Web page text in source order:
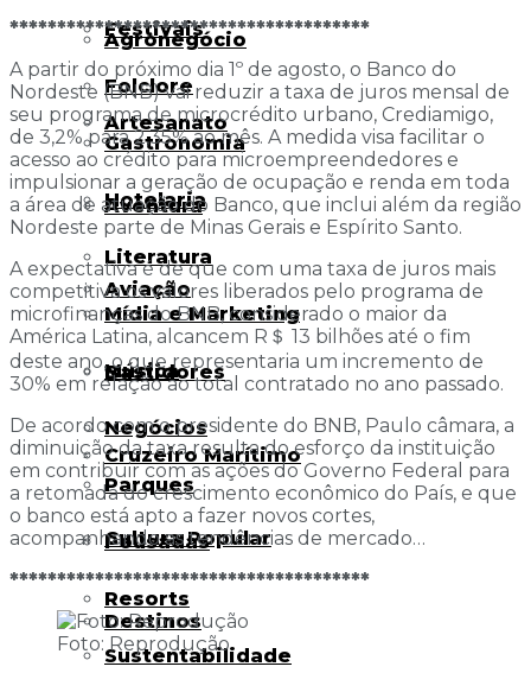
Festivais
Folclore
Gastronomia
Hotelaria
Literatura
Mídia e Marketing
Música
Negócios
Parques
Pousadas
Resorts
Sustentabilidade
Agronegócio
Artesanato
Aventura
Aviação
Bastidores
Cruzeiro Marítimo
Cultura Popular
Destinos
**************************************
A partir do próximo dia 1º de agosto, o Banco do
Nordeste (BNB) vai reduzir a taxa de juros mensal de
seu programa de microcrédito urbano, Crediamigo,
de 3,2% para 2,35% ao mês. A medida visa facilitar o
acesso ao crédito para microempreendedores e
impulsionar a geração de ocupação e renda em toda
a área de atuação do Banco, que inclui além da região
Nordeste parte de Minas Gerais e Espírito Santo.
A expectativa é de que com uma taxa de juros mais
competitiva os valores liberados pelo programa de
microfinanças do BNB, considerado o maior da
América Latina, alcancem R＄ 13 bilhões até o fim
deste ano, o que representaria um incremento de
30% em relação ao total contratado no ano passado.
De acordo com o presidente do BNB, Paulo câmara, a
diminuição da taxa resulta do esforço da instituição
em contribuir com as ações do Governo Federal para
a retomada do crescimento econômico do País, e que
o banco está apto a fazer novos cortes,
acompanhando as tendências de mercado…
**************************************
Foto: Reprodução